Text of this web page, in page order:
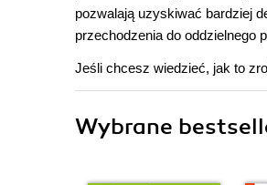
pozwalają uzyskiwać bardziej
przechodzenia do oddzielnego
Jeśli chcesz wiedzieć, jak to
Wybrane